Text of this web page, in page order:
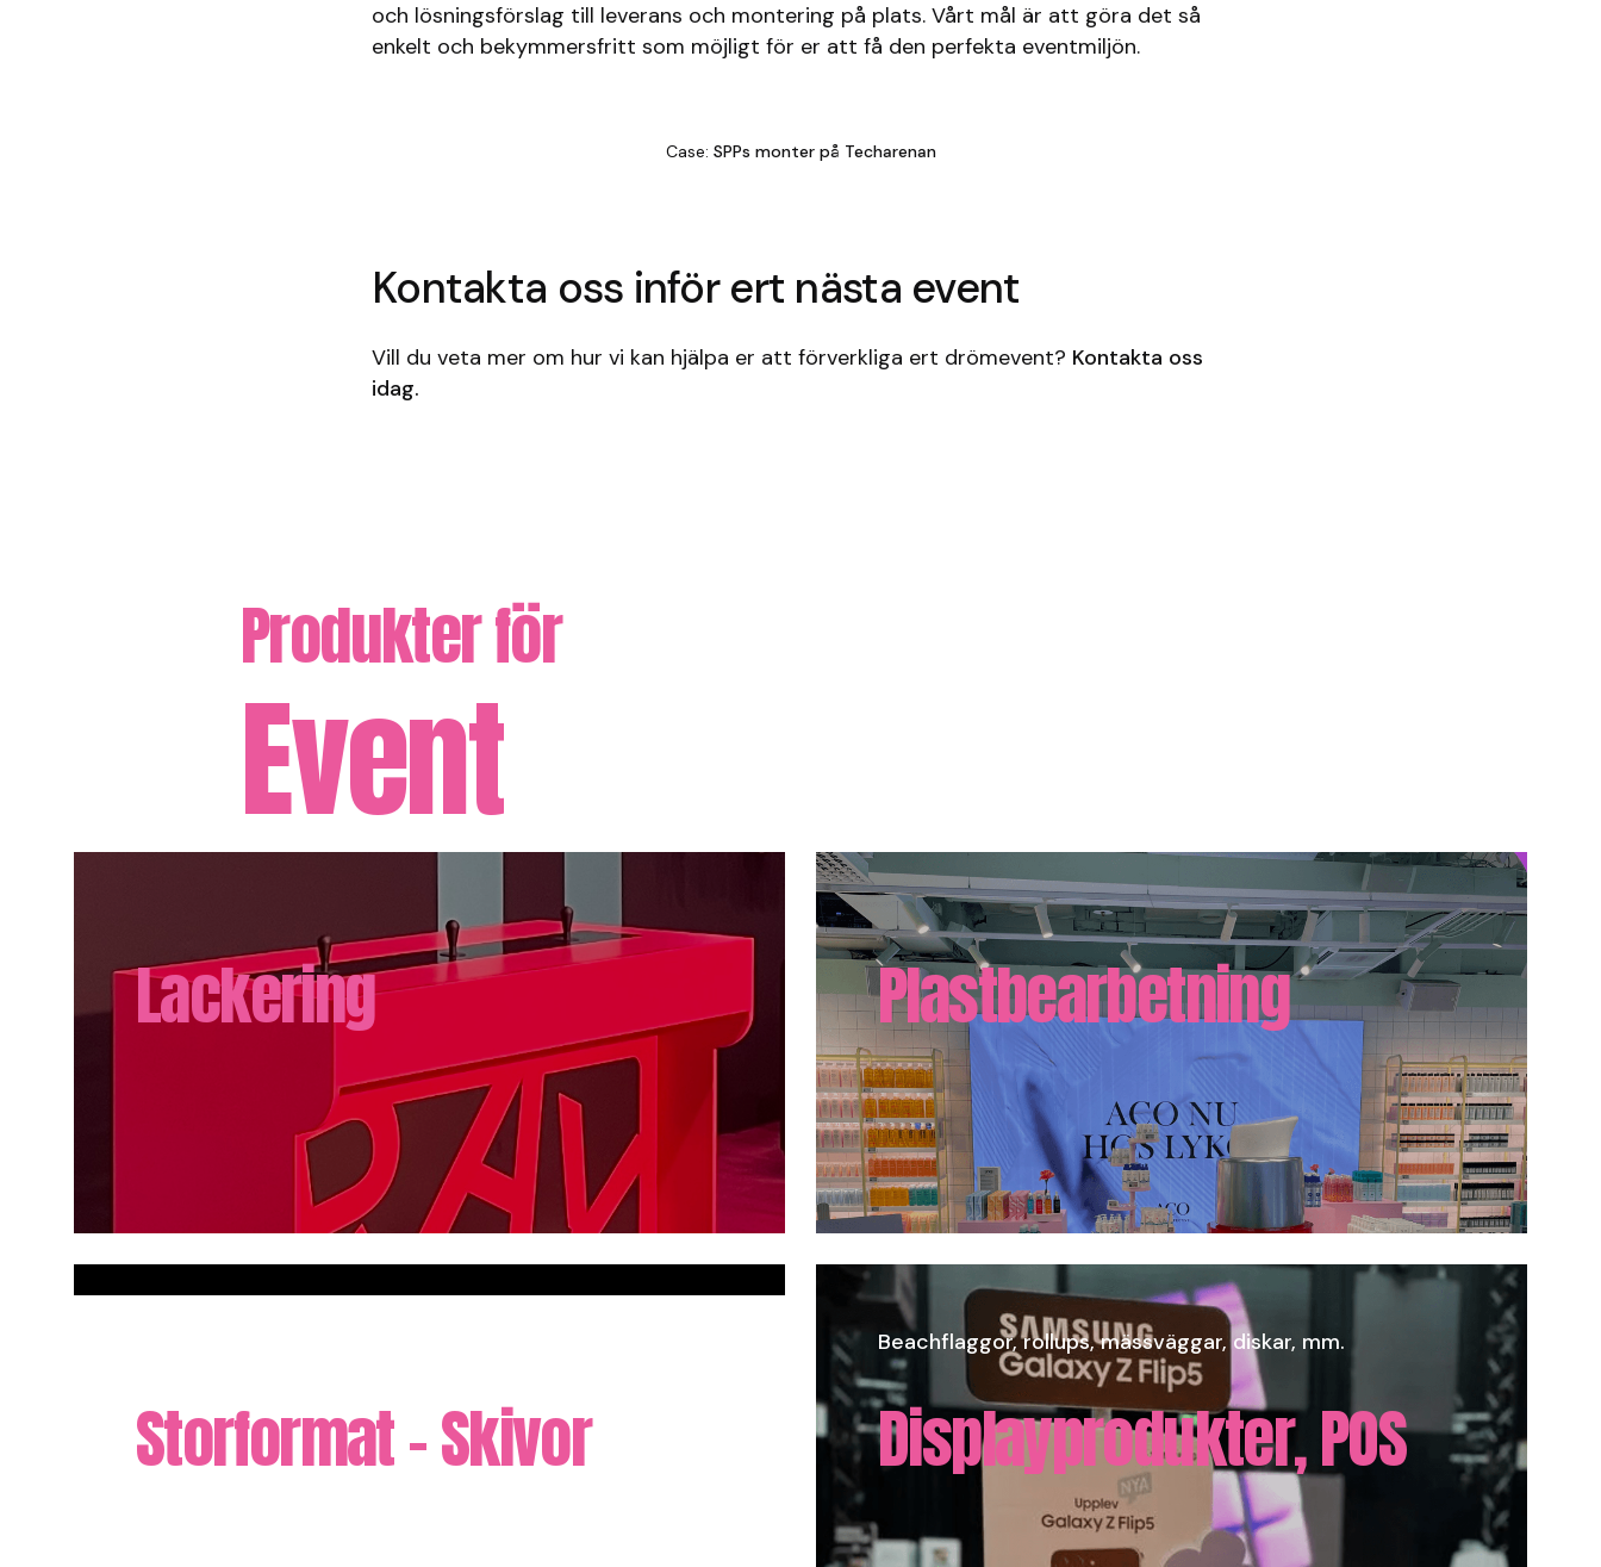
och lösningsförslag till leverans och montering på plats. Vårt mål är att göra det så
enkelt och bekymmersfritt som möjligt för er att få den perfekta eventmiljön.
Case: SPPs monter på Techarenan
Kontakta oss inför ert nästa event
Vill du veta mer om hur vi kan hjälpa er att förverkliga ert drömevent? Kontakta oss
idag.
Produkter för
Event
Lackering Plastbearbetning
Storformat - Skivor
Beachflaggor, rollups, mässväggar, diskar, mm.
Displayprodukter, POS